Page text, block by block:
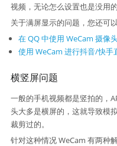
视频，无论怎么设置也是没用的
关于满屏显示的问题，您还可
在 QQ 中使用 WeCam 摄像
使用 WeCam 进行抖音/快手
横竖屏问题
一般的手机视频都是竖拍的，
头大多是横屏的，这就导致模
裁剪过的。
针对这种情况 WeCam 有两种